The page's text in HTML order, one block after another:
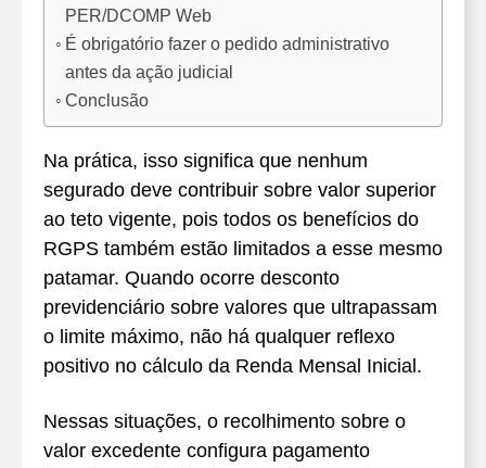
PER/DCOMP Web
É obrigatório fazer o pedido administrativo
antes da ação judicial
Conclusão
Na prática, isso significa que nenhum
segurado deve contribuir sobre valor superior
ao teto vigente, pois todos os benefícios do
RGPS também estão limitados a esse mesmo
patamar. Quando ocorre desconto
previdenciário sobre valores que ultrapassam
o limite máximo, não há qualquer reflexo
positivo no cálculo da Renda Mensal Inicial.
Nessas situações, o recolhimento sobre o
valor excedente configura pagamento